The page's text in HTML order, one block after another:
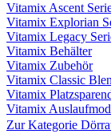
Vitamix Ascent
Vitamix Explorian
Vitamix Legacy
Vitamix Behälter
Vitamix Zubehör
Vitamix Classic
Vitamix
Vitamix
Zur Kategorie